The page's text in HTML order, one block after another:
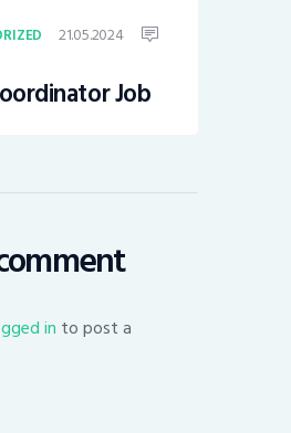
21.05.2024
Job
in to post a